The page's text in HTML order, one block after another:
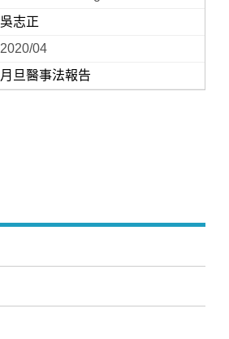
吳志正
2020/04
月旦醫事法報告